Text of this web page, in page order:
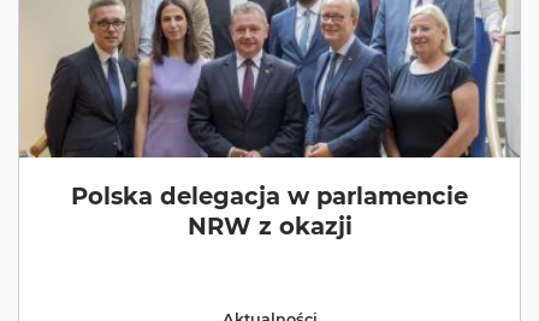
Polska delegacja w parlamencie
NRW z okazji